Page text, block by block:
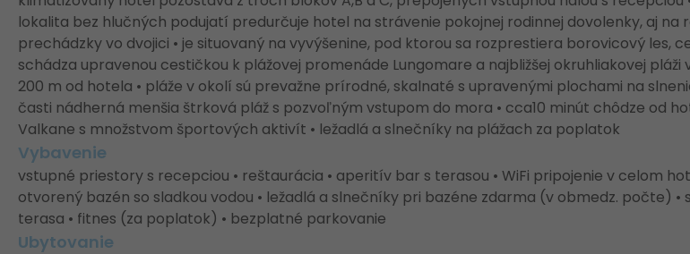
lokalita bez hlučných podujatí predurčuje hotel na strávenie pokojnej rodinnej dovolenky, aj na
prechádzky vo dvojici • je situovaný na vyvýšenine, pod ktorou sa rozprestiera borovicový les,
schádza upravenou cestičkou k plážovej promenáde Lungomare a najbližšej okruhliakovej pláži
200 m od hotela • pláže v okolí sú prevažne prírodné, skalnaté s upravenými plochami na
časti nádherná menšia štrková pláž s pozvoľným vstupom do mora • cca10 minút chôdze od
Valkane s množstvom športových aktivít • ležadlá a slnečníky na plážach za poplatok
Vybavenie
vstupné priestory s recepciou • reštaurácia • aperitív bar s terasou • WiFi pripojenie v celom
otvorený bazén so sladkou vodou • ležadlá a slnečníky pri bazéne zdarma (v obmedz. počte) •
terasa • fitnes (za poplatok) • bezplatné parkovanie
Ubytovanie